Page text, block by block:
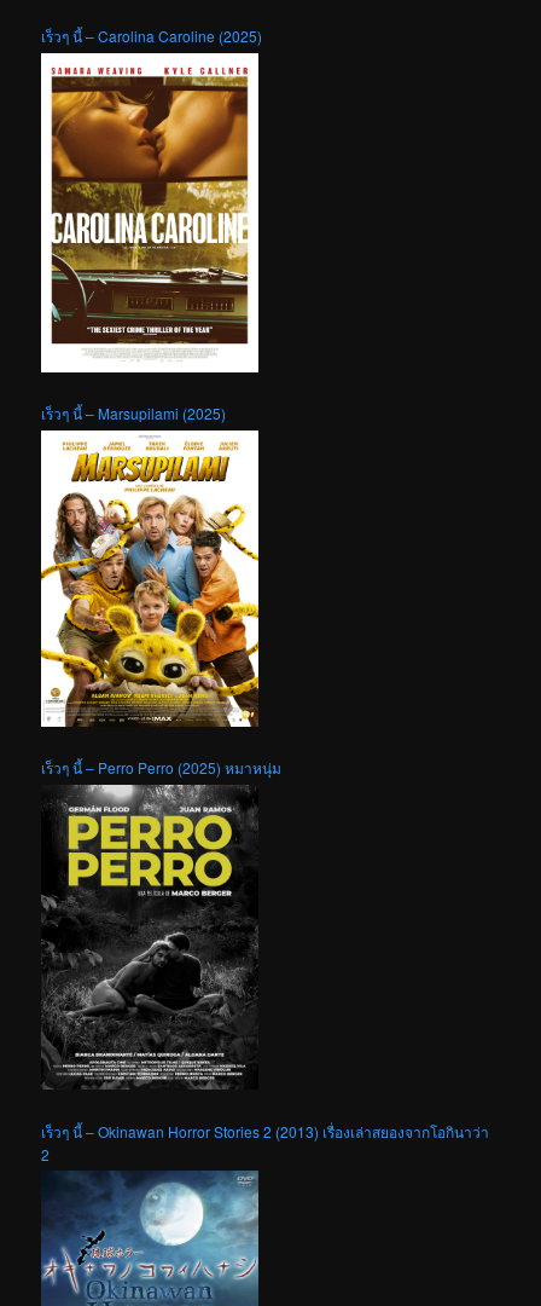
เร็วๆ นี้ – Carolina Caroline (2025)
เร็วๆ นี้ – Marsupilami (2025)
เร็วๆ นี้ – Perro Perro (2025) หมาหนุ่ม
เร็วๆ นี้ – Okinawan Horror Stories 2 (2013) เรื่องเล่าสยองจากโอกินาว่า
2